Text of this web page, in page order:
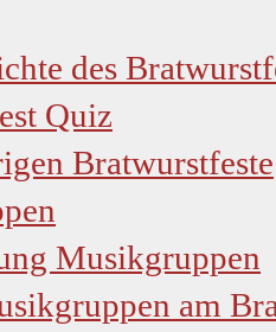
des
Quiz
Bratwurstfeste
Musikgruppen
am